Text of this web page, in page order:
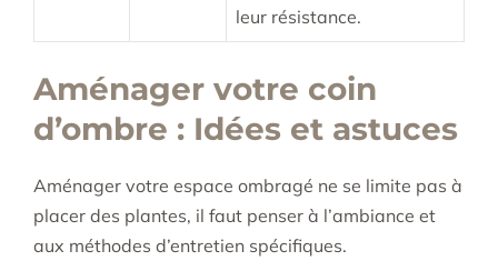
leur résistance.
Aménager votre coin
d’ombre : Idées et astuces
Aménager votre espace ombragé ne se limite pas à
placer des plantes, il faut penser à l’ambiance et
aux méthodes d’entretien spécifiques.